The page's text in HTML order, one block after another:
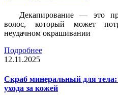
Декапирование — это
волос, который может
неудачном окрашивании
Подробнее
12.11.2025
Скраб минеральный для тела:
ухода за кожей